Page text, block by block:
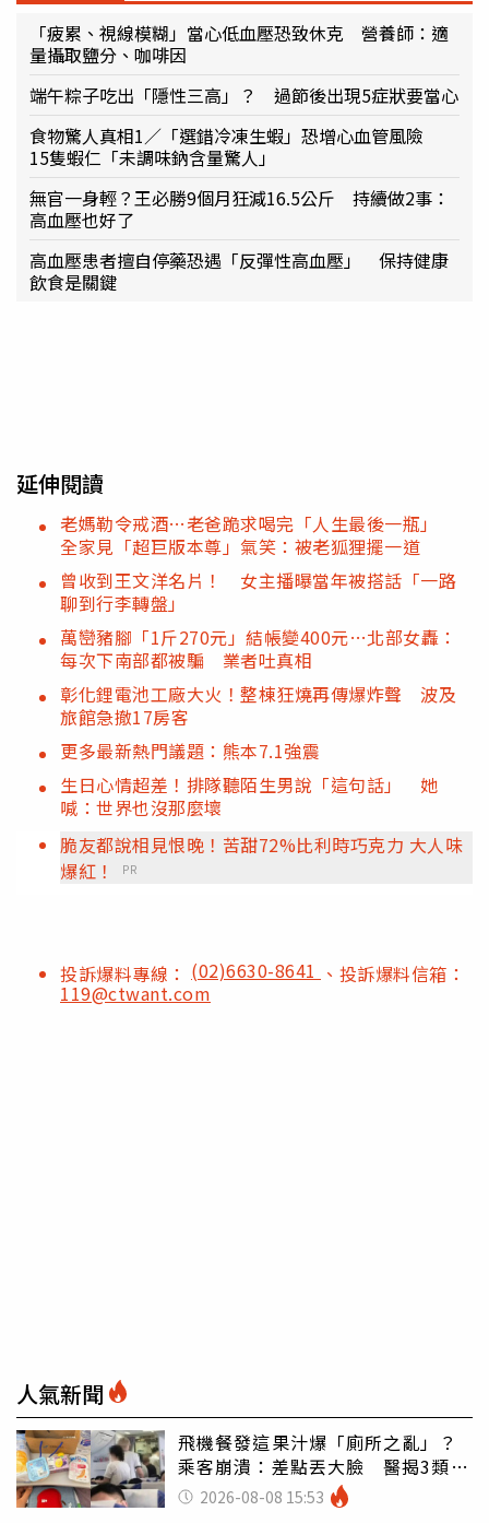
「疲累、視線模糊」當心低血壓恐致休克 營養師：適
量攝取鹽分、咖啡因
端午粽子吃出「隱性三高」？ 過節後出現5症狀要當心
食物驚人真相1／「選錯冷凍生蝦」恐增心血管風險
15隻蝦仁「未調味鈉含量驚人」
無官一身輕？王必勝9個月狂減16.5公斤 持續做2事：
高血壓也好了
高血壓患者擅自停藥恐遇「反彈性高血壓」 保持健康
飲食是關鍵
延伸閱讀
老媽勒令戒酒…老爸跪求喝完「人生最後一瓶」
全家見「超巨版本尊」氣笑：被老狐狸擺一道
曾收到王文洋名片！ 女主播曝當年被搭話「一路
聊到行李轉盤」
萬巒豬腳「1斤270元」結帳變400元…北部女轟：
每次下南部都被騙 業者吐真相
彰化鋰電池工廠大火！整棟狂燒再傳爆炸聲 波及
旅館急撤17房客
更多最新熱門議題：熊本7.1強震
生日心情超差！排隊聽陌生男說「這句話」 她
喊：世界也沒那麼壞
脆友都說相見恨晚！苦甜72%比利時巧克力 大人味
爆紅！
PR
投訴爆料專線： (02)6630-8641 、投訴爆料信箱：
119@ctwant.com
人氣新聞
飛機餐發這果汁爆「廁所之亂」？
乘客崩潰：差點丟大臉 醫揭3類人
別亂喝
2026-08-08 15:53